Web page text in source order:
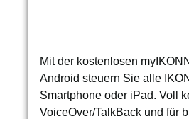
Mit der kostenlosen
Android steuern Sie alle
Smartphone oder iPad. Voll
VoiceOver/TalkBack und für